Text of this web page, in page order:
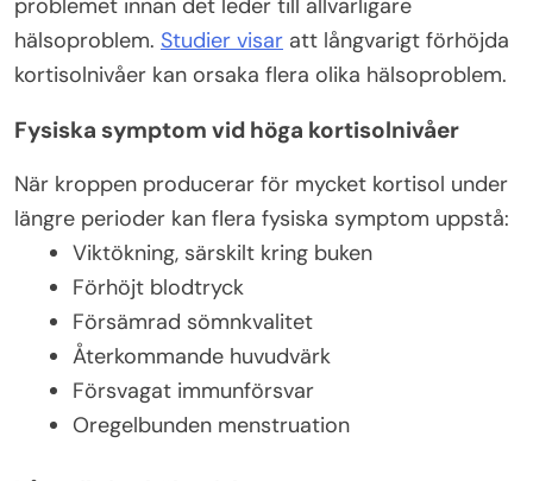
problemet innan det leder till allvarligare
hälsoproblem. Studier visar att långvarigt förhöjda
kortisolnivåer kan orsaka flera olika hälsoproblem.
Fysiska symptom vid höga kortisolnivåer
När kroppen producerar för mycket kortisol under
längre perioder kan flera fysiska symptom uppstå:
Viktökning, särskilt kring buken
Förhöjt blodtryck
Försämrad sömnkvalitet
Återkommande huvudvärk
Försvagat immunförsvar
Oregelbunden menstruation